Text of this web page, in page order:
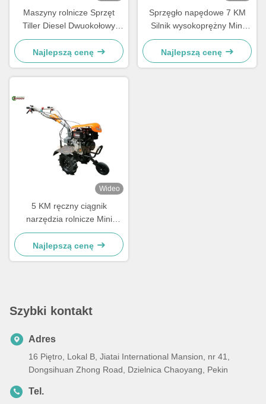
Maszyny rolnicze Sprzęt
Tiller Diesel Dwuokołowy
Tiller 7 koni mechanicznych
Traktor ręczny
Najlepszą cenę
Sprzęgło napędowe 7 KM
Silnik wysokoprężny Mini
Traktor dla małych
gospodarstw rolnych
Najlepszą cenę
Wideo
5 KM ręczny ciągnik
narzędzia rolnicze Mini
ciągnik wysokoprężny
Najlepszą cenę
Szybki kontakt
Adres
16 Piętro, Lokal B, Jiatai International Mansion, nr 41,
Dongsihuan Zhong Road, Dzielnica Chaoyang, Pekin
Tel.